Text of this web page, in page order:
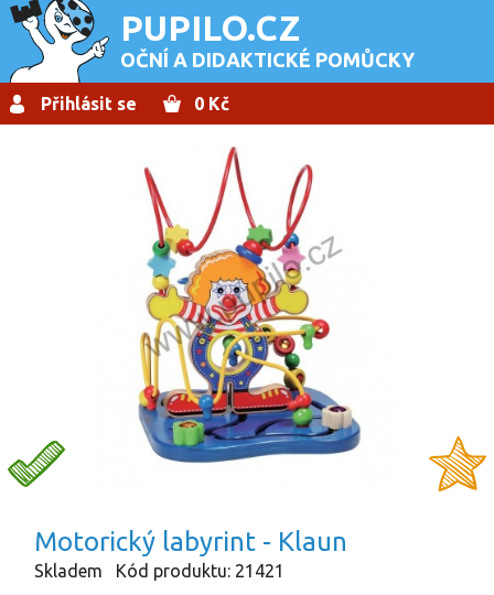
PUPILO.CZ
OČNÍ A DIDAKTICKÉ POMŮCKY
Přihlásit se 0 Kč
Motorický labyrint - Klaun
Skladem Kód produktu: 21421